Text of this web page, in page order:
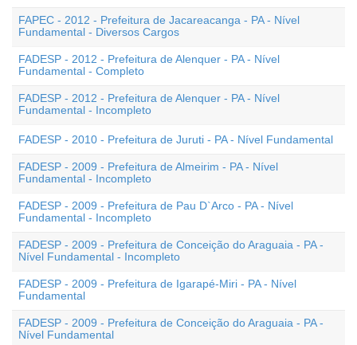
FAPEC - 2012 - Prefeitura de Jacareacanga - PA - Nível
Fundamental - Diversos Cargos
FADESP - 2012 - Prefeitura de Alenquer - PA - Nível
Fundamental - Completo
FADESP - 2012 - Prefeitura de Alenquer - PA - Nível
Fundamental - Incompleto
FADESP - 2010 - Prefeitura de Juruti - PA - Nível Fundamental
FADESP - 2009 - Prefeitura de Almeirim - PA - Nível
Fundamental - Incompleto
FADESP - 2009 - Prefeitura de Pau D`Arco - PA - Nível
Fundamental - Incompleto
FADESP - 2009 - Prefeitura de Conceição do Araguaia - PA -
Nível Fundamental - Incompleto
FADESP - 2009 - Prefeitura de Igarapé-Miri - PA - Nível
Fundamental
FADESP - 2009 - Prefeitura de Conceição do Araguaia - PA -
Nível Fundamental